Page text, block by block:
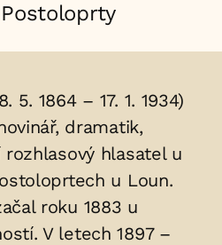
5. 1864 – 17. 1. 1934)
dramatik,
hlasatel u
u Loun.
roku 1883 u
V letech 1897 –